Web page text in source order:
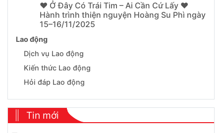
❤️ Ở Đây Có Trái Tim – Ai Cần Cứ Lấy ❤️
Hành trình thiện nguyện Hoàng Su Phì ngày
15–16/11/2025
Lao động
Dịch vụ Lao động
Kiến thức Lao động
Hỏi đáp Lao động
Tin mới